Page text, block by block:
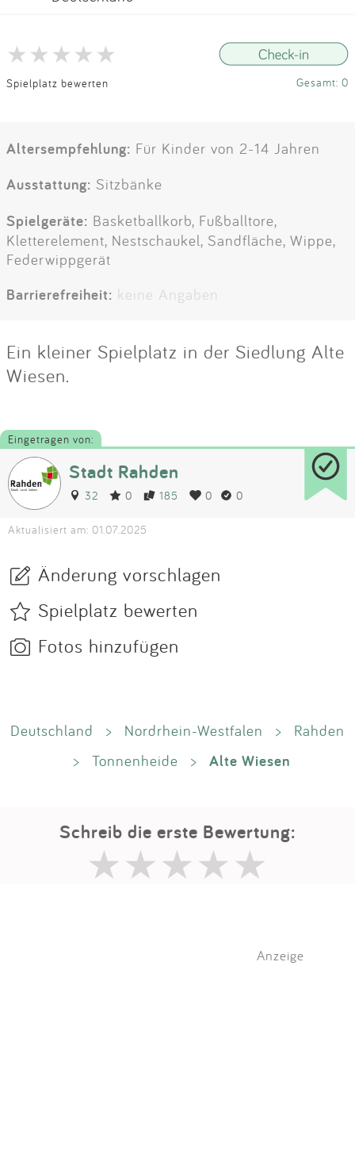
Spielplatz bewerten Gesamt: 0
Altersempfehlung: Für Kinder von 2-14 Jahren
Ausstattung: Sitzbänke
Spielgeräte: Basketballkorb, Fußballtore,
Kletterelement, Nestschaukel, Sandfläche, Wippe,
Federwippgerät
Barrierefreiheit: keine Angaben
Ein kleiner Spielplatz in der Siedlung Alte
Wiesen.
Eingetragen von:
Stadt Rahden
32 0 185 0 0
Aktualisiert am: 01.07.2025
Änderung vorschlagen
Spielplatz bewerten
Fotos hinzufügen
Deutschland > Nordrhein-Westfalen >
Rahden
>
Tonnenheide > Alte Wiesen
Schreib die erste Bewertung:
Anzeige